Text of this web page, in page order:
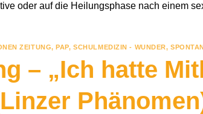
oder auf die Heilungsphase nach einem
ZEITUNG,PAP,SCHULMEDIZIN - WUNDER,
– „Ich hatte